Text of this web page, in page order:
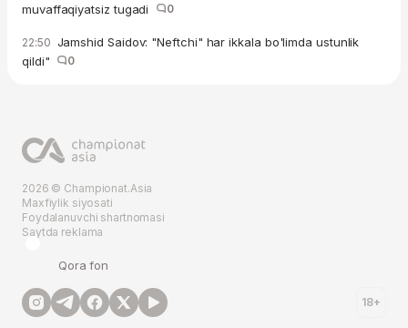
muvaffaqiyatsiz tugadi
0
22:50 Jamshid Saidov: "Neftchi" har ikkala bo'limda ustunlik
qildi"
0
2026 © Championat.Asia
Maxfiylik siyosati
Foydalanuvchi shartnomasi
Saytda reklama
Qora fon
18+